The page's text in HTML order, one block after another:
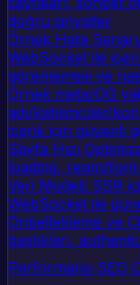
doğru sinyaller
Örnek Hata
WebSocket ile
görememesi ve
Örnek meta/OG
adı/katılımcılar/
içerik için güvenli
Sayfa Hızı
loading, resim/
Veri Modeli: SSR
WebSocket ile
Önbellekleme ve
başlıkları,
Performans-SEO